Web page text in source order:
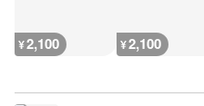
¥2,100 ¥2,100